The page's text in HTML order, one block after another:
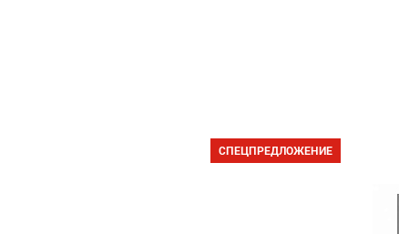
СПЕЦПРЕДЛОЖЕНИЕ